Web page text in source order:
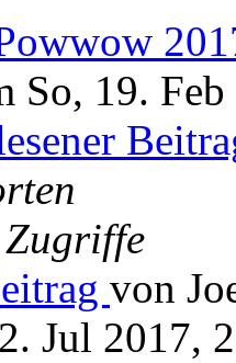
So, 19.
Zugriffe
von
Jul 2017,